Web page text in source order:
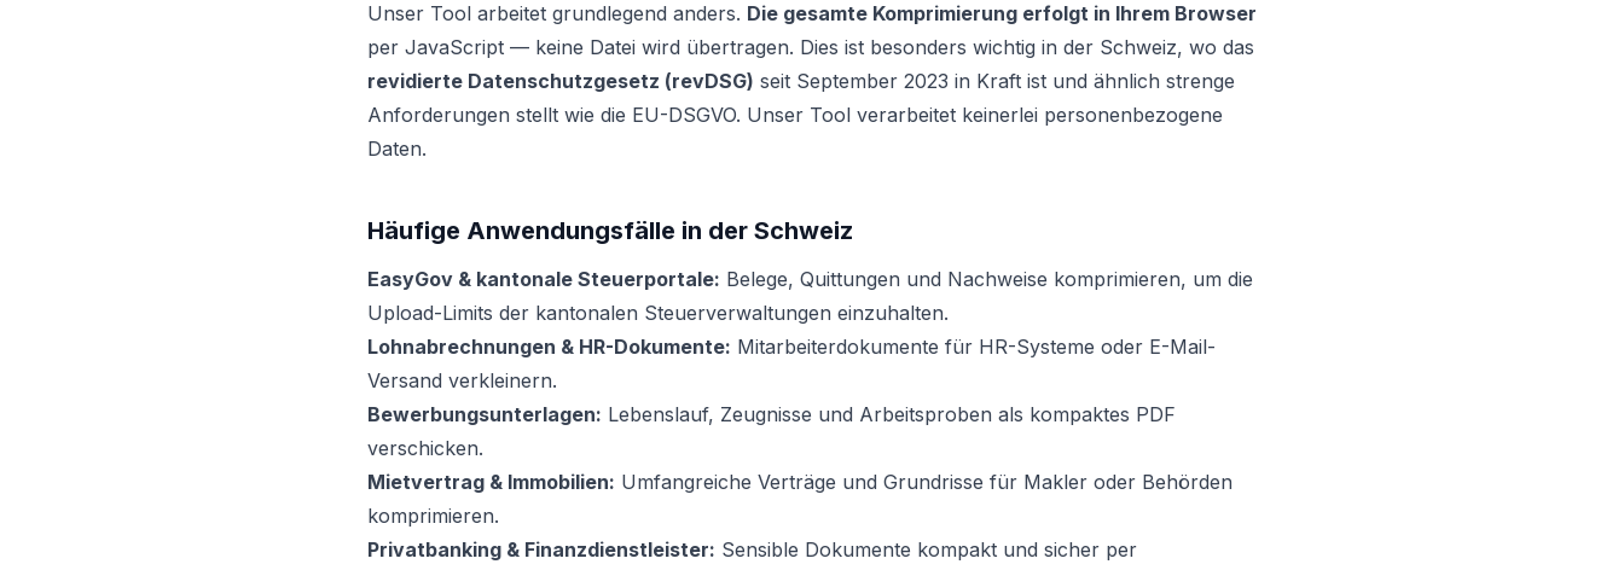
Unser Tool arbeitet grundlegend anders. Die gesamte Komprimierung erfolgt in Ihrem Browser
per JavaScript — keine Datei wird übertragen. Dies ist besonders wichtig in der Schweiz, wo das
revidierte Datenschutzgesetz (revDSG) seit September 2023 in Kraft ist und ähnlich strenge
Anforderungen stellt wie die EU-DSGVO. Unser Tool verarbeitet keinerlei personenbezogene
Daten.
Häufige Anwendungsfälle in der Schweiz
EasyGov & kantonale Steuerportale: Belege, Quittungen und Nachweise komprimieren, um die
Upload-Limits der kantonalen Steuerverwaltungen einzuhalten.
Lohnabrechnungen & HR-Dokumente: Mitarbeiterdokumente für HR-Systeme oder E-Mail-
Versand verkleinern.
Bewerbungsunterlagen: Lebenslauf, Zeugnisse und Arbeitsproben als kompaktes PDF
verschicken.
Mietvertrag & Immobilien: Umfangreiche Verträge und Grundrisse für Makler oder Behörden
komprimieren.
Privatbanking & Finanzdienstleister: Sensible Dokumente kompakt und sicher per